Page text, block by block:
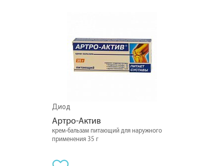
Диод
Артро-Актив
крем-бальзам питающий для наружного
применения 35 г